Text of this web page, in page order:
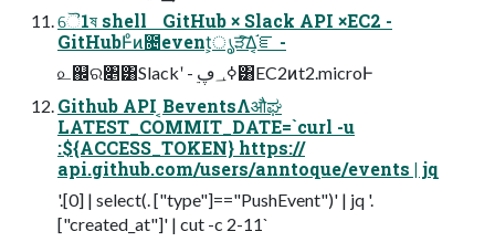
ୈ1ষ shell GitHub × Slack API ×EC2 -
GitHubͰͦͷ೔event͕ൃੜͯ͠Δ͔֬ೝ -
௨஌ର৅͸Slackʹ - ࣮ߦ؀ڥ͸EC2ͷt2.microͰ
Github API ͔ΒeventsΛऔಘ
LATEST_COMMIT_DATE=`curl -u
:${ACCESS_TOKEN} https://
api.github.com/users/anntoque/events | jq
'.[0] | select(. ["type"]=="PushEvent")' | jq '.
["created_at"]' | cut -c 2-11`